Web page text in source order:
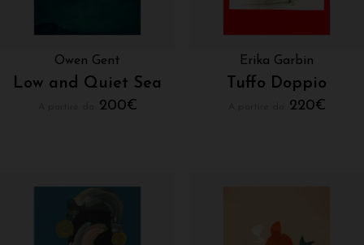
Owen Gent
Low and Quiet Sea
200€
Erika Garbin
Tuffo Doppio
220€